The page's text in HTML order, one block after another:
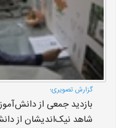
گزارش تصویری؛
بازدید جمعی از
شاهد نیک‌اندیشان از